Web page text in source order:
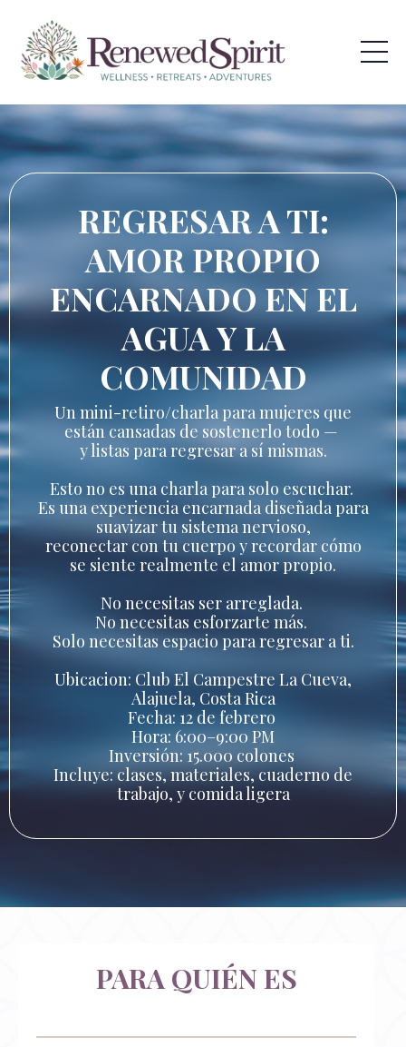
REGRESAR A TI:
AMOR PROPIO
ENCARNADO EN EL
AGUA Y LA
COMUNIDAD
Un mini-retiro/charla para mujeres que
están cansadas de sostenerlo todo —
y listas para regresar a sí mismas.
Esto no es una charla para solo escuchar.
Es una experiencia encarnada diseñada para
suavizar tu sistema nervioso,
reconectar con tu cuerpo y recordar cómo
se siente realmente el amor propio.
No necesitas ser arreglada.
No necesitas esforzarte más.
Solo necesitas espacio para regresar a ti.
Ubicacion: Club El Campestre La Cueva,
Alajuela, Costa Rica
Fecha: 12 de febrero
Hora: 6:00–9:00 PM
Inversión: 15.000 colones
Incluye: clases, materiales, cuaderno de
trabajo, y comida ligera
PARA QUIÉN ES